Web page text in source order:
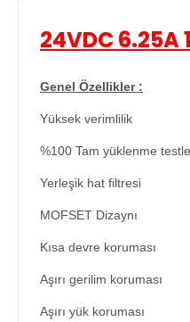
24VDC
Genel Özellikler :
Yüksek verimlilik
%100 Tam yüklenme
Yerleşik hat filtresi
MOFSET Dizaynı
Kısa devre koruması
Aşırı gerilim koruması
Aşırı yük koruması